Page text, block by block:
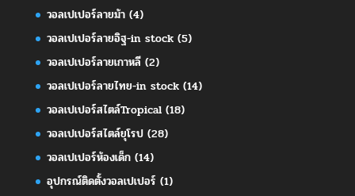
วอลเปเปอร์ลายม้า(4)
วอลเปเปอร์ลายอิฐ-in stock(5)
วอลเปเปอร์ลายเกาหลี(2)
วอลเปเปอร์ลายไทย-in stock(14)
วอลเปเปอร์สไตล์Tropical(18)
วอลเปเปอร์สไตล์ยุโรป(28)
วอลเปเปอร์ห้องเด็ก(14)
อุปกรณ์ติดตั้งวอลเปเปอร์ (1)